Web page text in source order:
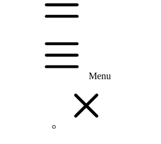
Menu